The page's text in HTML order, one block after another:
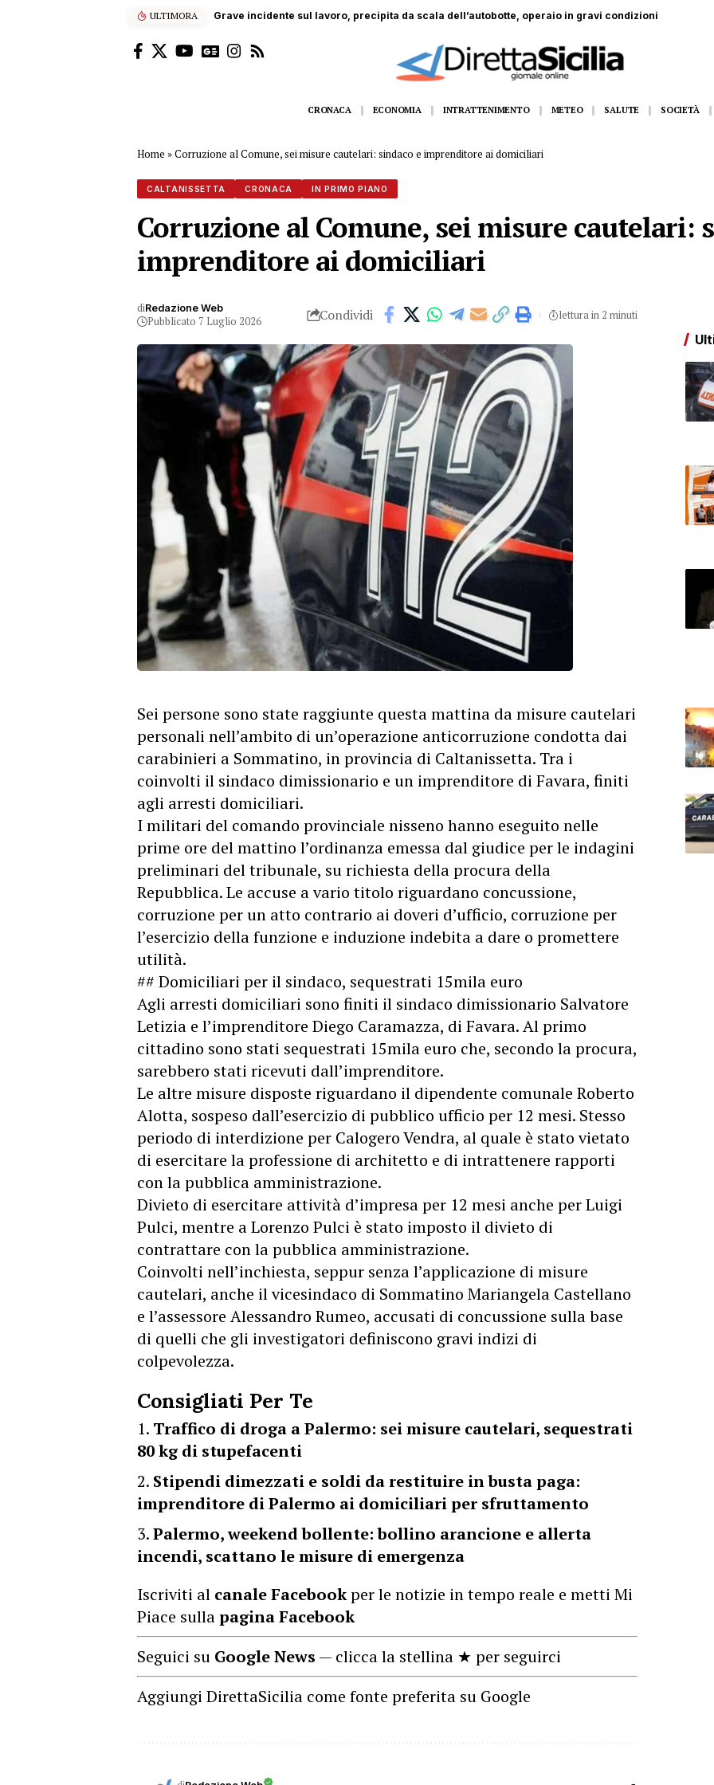
ULTIMORA Grave incidente sul lavoro, precipita da scala dell’autobotte, operaio in gravi condizioni
CRONACA ECONOMIA INTRATTENIMENTO METEO SALUTE SOCIETÀ
Home »Corruzione al Comune, sei misure cautelari: sindaco e imprenditore ai domiciliari
CALTANISSETTA CRONACA IN PRIMO PIANO
Corruzione al Comune, sei misure cautelari:
imprenditore ai domiciliari
diRedazione Web
Pubblicato 7 Luglio 2026 Condividi lettura in 2 minuti
Sei persone sono state raggiunte questa mattina da misure cautelari
personali nell’ambito di un’operazione anticorruzione condotta dai
carabinieri a Sommatino, in provincia di Caltanissetta. Tra i
coinvolti il sindaco dimissionario e un imprenditore di Favara, finiti
agli arresti domiciliari.
I militari del comando provinciale nisseno hanno eseguito nelle
prime ore del mattino l’ordinanza emessa dal giudice per le indagini
preliminari del tribunale, su richiesta della procura della
Repubblica. Le accuse a vario titolo riguardano concussione,
corruzione per un atto contrario ai doveri d’ufficio, corruzione per
l’esercizio della funzione e induzione indebita a dare o promettere
utilità.
## Domiciliari per il sindaco, sequestrati 15mila euro
Agli arresti domiciliari sono finiti il sindaco dimissionario Salvatore
Letizia e l’imprenditore Diego Caramazza, di Favara. Al primo
cittadino sono stati sequestrati 15mila euro che, secondo la procura,
sarebbero stati ricevuti dall’imprenditore.
Le altre misure disposte riguardano il dipendente comunale Roberto
Alotta, sospeso dall’esercizio di pubblico ufficio per 12 mesi. Stesso
periodo di interdizione per Calogero Vendra, al quale è stato vietato
di esercitare la professione di architetto e di intrattenere rapporti
con la pubblica amministrazione.
Divieto di esercitare attività d’impresa per 12 mesi anche per Luigi
Pulci, mentre a Lorenzo Pulci è stato imposto il divieto di
contrattare con la pubblica amministrazione.
Coinvolti nell’inchiesta, seppur senza l’applicazione di misure
cautelari, anche il vicesindaco di Sommatino Mariangela Castellano
e l’assessore Alessandro Rumeo, accusati di concussione sulla base
di quelli che gli investigatori definiscono gravi indizi di
colpevolezza.
Consigliati Per Te
Traffico di droga a Palermo: sei misure cautelari, sequestrati
80 kg di stupefacenti
Stipendi dimezzati e soldi da restituire in busta paga:
imprenditore di Palermo ai domiciliari per sfruttamento
Palermo, weekend bollente: bollino arancione e allerta
incendi, scattano le misure di emergenza
Iscriviti al canale Facebookper le notizie in tempo reale e metti Mi
Piace sullapagina Facebook
Seguici su Google News — clicca la stellina ★ per seguirci
Aggiungi DirettaSicilia come fonte preferita su Google